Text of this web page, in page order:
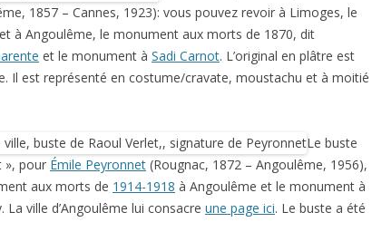
1857 – Cannes, 1923): vous pouvez revoir à Limoges, le
à Angoulême, le monument aux morts de 1870, dit
et le monument à Sadi Carnot. L’original en plâtre est
Il est représenté en costume/cravate, moustachu et à moitié
Le buste
», pour Émile Peyronnet (Rougnac, 1872 – Angoulême, 1956),
aux morts de 1914-1918 à Angoulême et le monument à
La ville d’Angoulême lui consacre une page ici. Le buste a été